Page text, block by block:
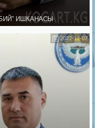
ИШКАНАСЫ
2022-12-07